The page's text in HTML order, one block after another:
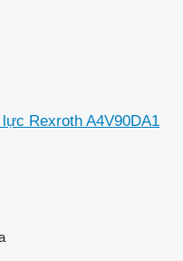
Rexroth A4V90DA1